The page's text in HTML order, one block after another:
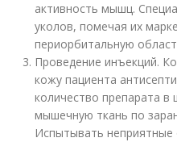
активность мышц.
уколов, помечая их
периорбитальную
Проведение инъекций.
кожу пациента
количество препарата в
мышечную ткань по
Испытывать